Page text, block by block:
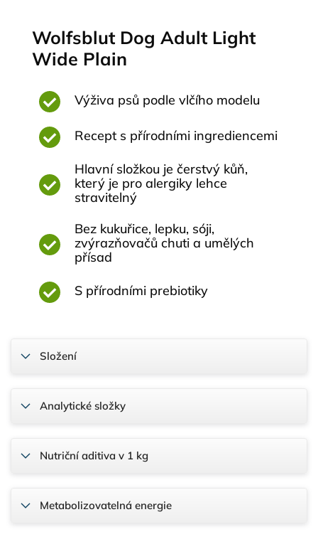
Wolfsblut Dog Adult Light
Wide Plain
Výživa psů podle vlčího modelu
Recept s přírodními ingrediencemi
Hlavní složkou je čerstvý kůň,
který je pro alergiky lehce
stravitelný
Bez kukuřice, lepku, sóji,
zvýrazňovačů chuti a umělých
přísad
S přírodními prebiotiky
Složení
Analytické složky
Nutriční aditiva v 1 kg
Metabolizovatelná energie